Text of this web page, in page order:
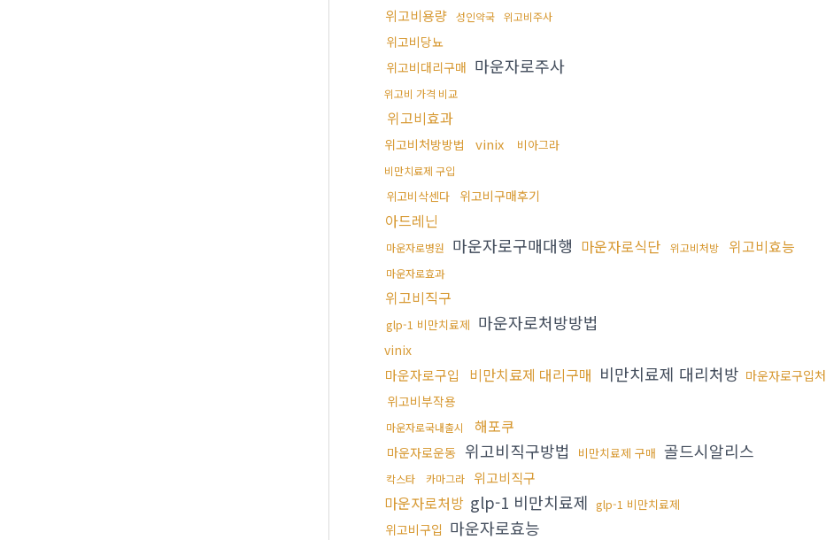
위고비용량 성인약국 위고비주사
위고비당뇨
위고비대리구매 마운자로주사
위고비 가격 비교
위고비효과
위고비처방방법 vinix 비아그라
비만치료제 구입
위고비삭센다 위고비구매후기
아드레닌
마운자로병원 마운자로구매대행 마운자로식단 위고비처방 위고비효능
마운자로효과
위고비직구
glp-1 비만치료제 마운자로처방방법
vinix
마운자로구입 비만치료제 대리구매 비만치료제 대리처방 마운자로구입처
위고비부작용
마운자로국내출시 해포쿠
마운자로운동 위고비직구방법 비만치료제 구매 골드시알리스
칵스타 카마그라 위고비직구
마운자로처방 glp-1 비만치료제 glp-1 비만치료제
위고비구입 마운자로효능